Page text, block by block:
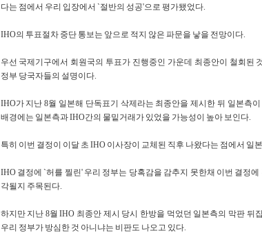
다는 점에서 우리 입장에서 `절반의 성공'으로 평가됐었다.
IHO의 투표절차 중단 통보는 앞으로 적지 않은 파문을 낳을 전망이다.
우선 국제기구에서 회원국의 투표가 진행중인 가운데 최종안이 철회된
정부 당국자들의 설명이다.
IHO가 지난 8월 일본해 단독표기 삭제라는 최종안을 제시한 뒤 일본측
배경에는 일본측과 IHO간의 물밑거래가 있었을 가능성이 높아 보인다.
특히 이번 결정이 이달 초 IHO 이사장이 교체된 직후 나왔다는 점에서 일
IHO 결정에 `허를 찔린' 우리 정부는 당혹감을 감추지 못한채 이번 결정
각될지 주목된다.
하지만 지난 8월 IHO 최종안 제시 당시 한방을 먹었던 일본측의 막판 뒤
우리 정부가 방심한 것 아니냐는 비판도 나오고 있다.